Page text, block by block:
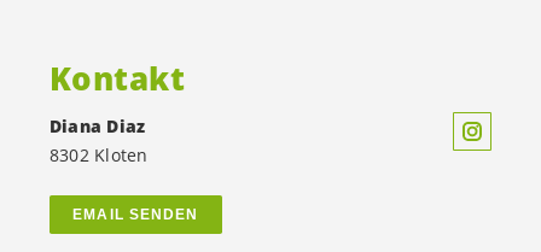
Kontakt
Diana Diaz
8302 Kloten
EMAIL SENDEN